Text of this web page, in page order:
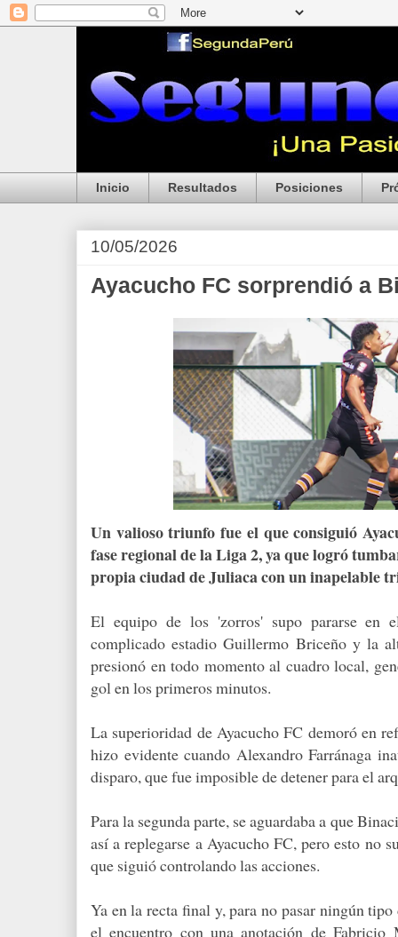
Inicio Resultados Posiciones
10/05/2026
Ayacucho FC sorprendió a
Un valioso triunfo fue el que consiguió
fase regional de la Liga 2, ya que logró
propia ciudad de Juliaca con un inapelable
El equipo de los 'zorros' supo pararse en
complicado estadio Guillermo Briceño y la
presionó en todo momento al cuadro local,
gol en los primeros minutos.
La superioridad de Ayacucho FC demoró en
hizo evidente cuando Alexandro Farránaga
disparo, que fue imposible de detener para el
Para la segunda parte, se aguardaba a que
así a replegarse a Ayacucho FC, pero esto no
que siguió controlando las acciones.
Ya en la recta final y, para no pasar ningún
el encuentro con una anotación de Fabricio